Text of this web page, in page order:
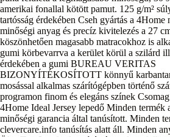
amerikai fonallal kötött pamut. 125 g/m²
tartósság érdekében Cseh gyártás a 4Home
minőségi anyag és precíz kivitelezés a 27
köszönhetően magasabb matracokhoz is
gumi körbevarrva a kerület körül a szilárd
érdekében a gumi BUREAU VERITAS
BIZONYÍTÉKOSÍTOTT könnyű
mosással alkalmas szárítógépben történő
programon finom és elegáns színek
4Home Ideal Jersey lepedő Minden termék
minőségi garancia által tanúsított. Minden
clevercare.info tanúsítás alatt áll. Minden